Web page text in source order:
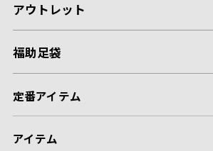
アウトレット
福助足袋
定番アイテム
アイテム